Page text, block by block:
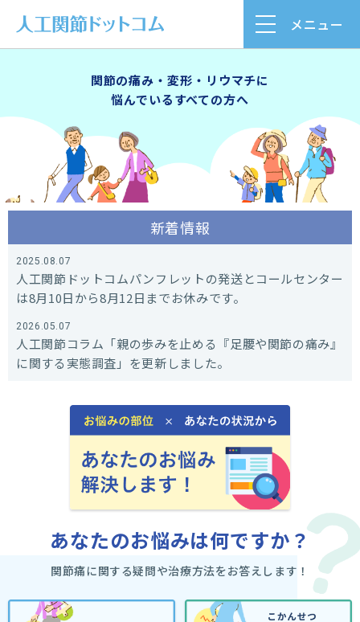
メニュー
関節の痛み・変形・リウマチに
悩んでいるすべての方へ
新着情報
2025.08.07
人工関節ドットコムパンフレットの発送とコールセンター
は8月10日から8月12日までお休みです。
2026.05.07
人工関節コラム「親の歩みを止める『足腰や関節の痛み』
に関する実態調査」を更新しました。
あなたのお悩みは何ですか？
関節痛に関する疑問や治療方法をお答えします！